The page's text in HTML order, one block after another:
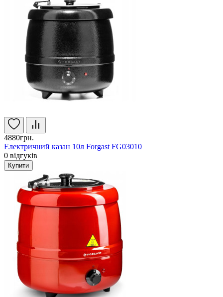
4880грн.
Електричний казан 10л Forgast FG03010
0 відгуків
Купити